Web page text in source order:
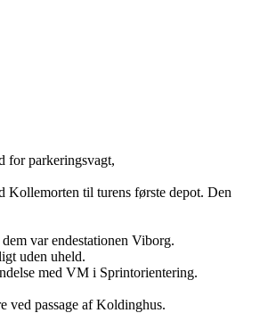
for parkeringsvagt,
Kollemorten til turens første depot. Den
var endestationen Viborg.
uden uheld.
med VM i Sprintorientering.
ved passage af Koldinghus.